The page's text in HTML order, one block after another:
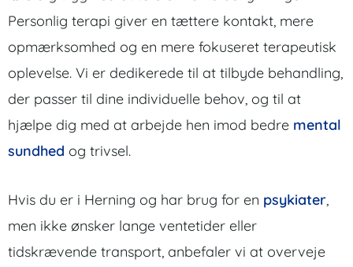
Personlig terapi giver en tættere kontakt, mere
opmærksomhed og en mere fokuseret terapeutisk
oplevelse. Vi er dedikerede til at tilbyde behandling,
der passer til dine individuelle behov, og til at
hjælpe dig med at arbejde hen imod bedre mental
sundhed og trivsel.
Hvis du er i Herning og har brug for en psykiater,
men ikke ønsker lange ventetider eller
tidskrævende transport, anbefaler vi at overveje